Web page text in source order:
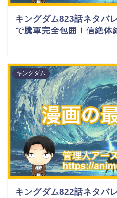
キングダム823話ネタバ
で騰軍完全包囲！信絶体
キングダム
キングダム822話ネタバ